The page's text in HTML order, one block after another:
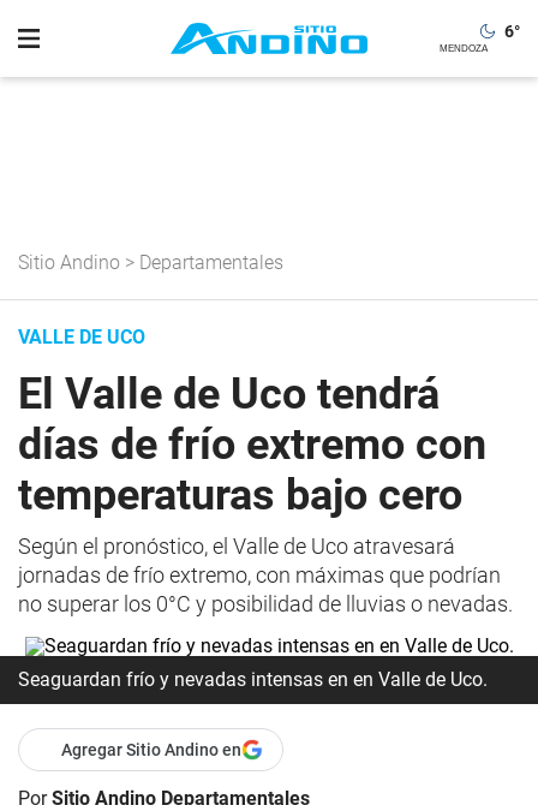
6°
Sitio Andino > Departamentales
VALLE DE UCO
El Valle de Uco tendrá
días de frío extremo con
temperaturas bajo cero
Según el pronóstico, el Valle de Uco atravesará
jornadas de frío extremo, con máximas que podrían
no superar los 0°C y posibilidad de lluvias o nevadas.
Seaguardan frío y nevadas intensas en en Valle de Uco.
Agregar Sitio Andino en
PorSitio Andino Departamentales